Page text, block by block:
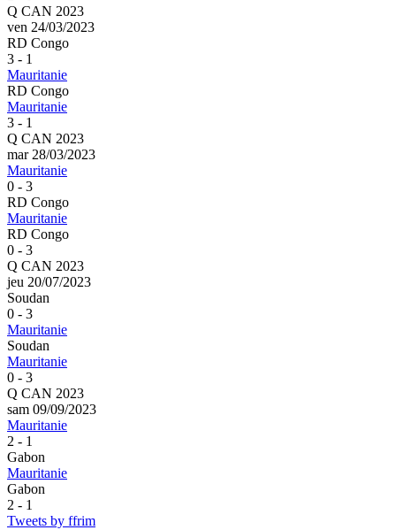
Q CAN 2023
ven 24/03/2023
RD Congo
3 - 1
Mauritanie
RD Congo
Mauritanie
3 - 1
Q CAN 2023
mar 28/03/2023
Mauritanie
0 - 3
RD Congo
Mauritanie
RD Congo
0 - 3
Q CAN 2023
jeu 20/07/2023
Soudan
0 - 3
Mauritanie
Soudan
Mauritanie
0 - 3
Q CAN 2023
sam 09/09/2023
Mauritanie
2 - 1
Gabon
Mauritanie
Gabon
2 - 1
Tweets by ffrim